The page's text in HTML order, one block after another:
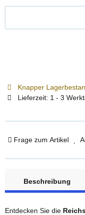
Knapper
Lieferzeit: 1 - 3
Frage zum Artikel
Beschreibung
Entdecken Sie die